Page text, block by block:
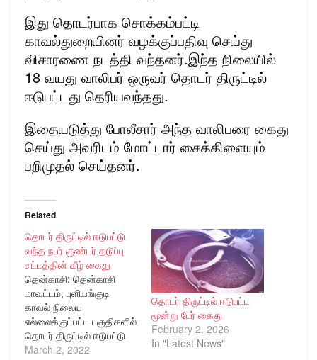
இது தொடர்பாக சொக்கம்பட்டி
காவல்துறையினர் வழக்குப்பதிவு செய்து
விசாரணை நடத்தி வந்தனர்.இந்த நிலையில்
18 வயது வாலிபர் ஒருவர் தொடர் திருட்டில்
ஈடுபட்டது தெரியவந்தது.
இதையடுத்து போலீசார் அந்த வாலிபரை கைது
செய்து அவரிடம் மோட்டார் சைக்கிளையும்
பறிமுதல் செய்தனர்.
Related
தொடர் திருட்டில் ஈடுபட்டு
வந்த நபர் குண்டர் தடுப்பு
சட்டத்தின் கீழ் கைது
தென்காசி: தென்காசி
மாவட்டம், புளியங்குடி
காவல் நிலைய
எல்லைக்குட்பட்ட பகுதிகளில்
தொடர் திருட்டில் ஈடுபட்டு
வந்த சூரிய காந்தி என்ற
March 2, 2022
தொடர் திருட்டில் ஈடுபட்ட
மூன்று பேர் கைது
February 2, 2026
In "Latest News"